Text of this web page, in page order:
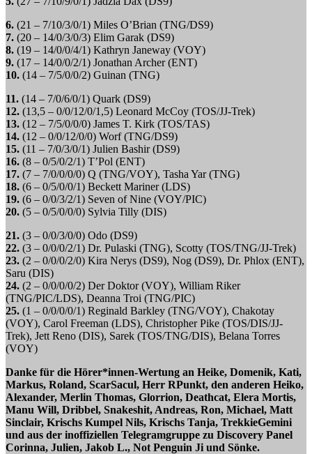
6. (21 – 7/10/3/0/1) Miles O’Brian (TNG/DS9)
7. (20 – 14/0/3/0/3) Elim Garak (DS9)
8. (19 – 14/0/0/4/1) Kathryn Janeway (VOY)
9. (17 – 14/0/0/2/1) Jonathan Archer (ENT)
10. (14 – 7/5/0/0/2) Guinan (TNG)
11. (14 – 7/0/6/0/1) Quark (DS9)
12. (13,5 – 0/0/12/0/1,5) Leonard McCoy (TOS/JJ-Trek)
13. (12 – 7/5/0/0/0) James T. Kirk (TOS/TAS)
14. (12 – 0/0/12/0/0) Worf (TNG/DS9)
15. (11 – 7/0/3/0/1) Julien Bashir (DS9)
16. (8 – 0/5/0/2/1) T’Pol (ENT)
17. (7 – 7/0/0/0/0) Q (TNG/VOY), Tasha Yar (TNG)
18. (6 – 0/5/0/0/1) Beckett Mariner (LDS)
19. (6 – 0/0/3/2/1) Seven of Nine (VOY/PIC)
20. (5 – 0/5/0/0/0) Sylvia Tilly (DIS)
21. (3 – 0/0/3/0/0) Odo (DS9)
22. (3 – 0/0/0/2/1) Dr. Pulaski (TNG), Scotty (TOS/TNG/JJ-Trek)
23. (2 – 0/0/0/2/0) Kira Nerys (DS9), Nog (DS9), Dr. Phlox (ENT),
Saru (DIS)
24. (2 – 0/0/0/0/2) Der Doktor (VOY), William Riker
(TNG/PIC/LDS), Deanna Troi (TNG/PIC)
25. (1 – 0/0/0/0/1) Reginald Barkley (TNG/VOY), Chakotay
(VOY), Carol Freeman (LDS), Christopher Pike (TOS/DIS/JJ-
Trek), Jett Reno (DIS), Sarek (TOS/TNG/DIS), Belana Torres
(VOY)
Danke für die Hörer*innen-Wertung an Heike, Domenik, Kati,
Markus, Roland, ScarSacul, Herr RPunkt, den anderen Heiko,
Alexander, Merlin Thomas, Glorrion, Deathcat, Elera Mortis,
Manu Will, Dribbel, Snakeshit, Andreas, Ron, Michael, Matt
Sinclair, Krischs Kumpel Nils, Krischs Tanja, TrekkieGemini
und aus der inoffiziellen Telegramgruppe zu Discovery Panel
Corinna, Julien, Jakob L., Not Penguin Ji und Sönke.